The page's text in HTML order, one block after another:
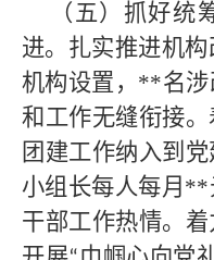
（五）抓好统
进。扎实推进机
机构设置， **名
和工作无缝衔接
团建工作纳入到
小组长每人每月 **
干部工作热情。